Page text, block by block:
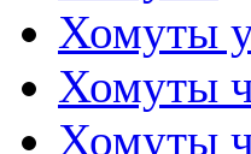
Хомуты
Хомуты
Хомуты